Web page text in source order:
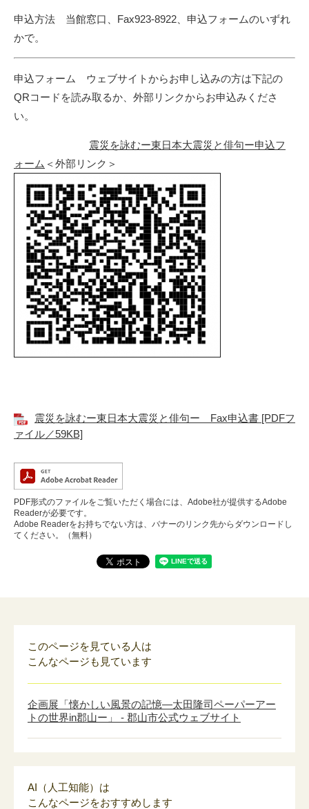
申込方法 当館窓口、Fax923-8922、申込フォームのいずれ
かで。
申込フォーム ウェブサイトからお申し込みの方は下記の
QRコードを読み取るか、外部リンクからお申込みくださ
い。
震災を詠むー東日本大震災と俳句ー申込フ
ォーム ＜外部リンク＞
震災を詠むー東日本大震災と俳句ー Fax申込書 [PDFフ
ァイル／59KB]
PDF形式のファイルをご覧いただく場合には、Adobe社が提供するAdobe
Readerが必要です。
Adobe Readerをお持ちでない方は、バナーのリンク先からダウンロードし
てください。（無料）
このページを見ている人は
こんなページも見ています
企画展「懐かしい風景の記憶―太田隆司ペーパーアー
トの世界in郡山ー」 - 郡山市公式ウェブサイト
AI（人工知能）は
こんなページをおすすめします